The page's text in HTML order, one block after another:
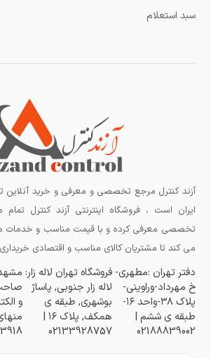
سبد استعلام
آزند کنترل مرجع تخصصی و معرفی و خرید آنلاین
ایران است ، فروشگاه اینترنتی آزند کنترل
تخصصی معرفی کرده و با قیمت مناسب و خدمات
می کند تا مشتریان کالای مناسب و اقتصادی
دفتر تهران :مطهری-
خ مهرداد-وراوینی-
پلاک ۳۸-واحد ۱۶-
طبقه ی ششم |
02188839002
فروشگاه تهران لاله زار:
لاله زار جنوبی, پاساژ
بوشهری, طبقه ی
همکف, پلاک ۱۶ |
02133928757
و